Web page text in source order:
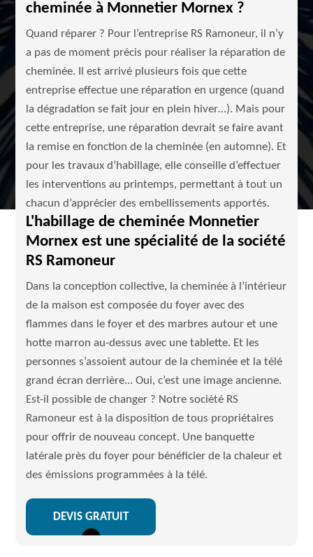
cheminée à Monnetier Mornex ?
Quand réparer ? Pour l’entreprise RS Ramoneur, il n’y
a pas de moment précis pour réaliser la réparation de
cheminée. Il est arrivé plusieurs fois que cette
entreprise effectue une réparation en urgence (quand
la dégradation se fait jour en plein hiver…). Mais pour
cette entreprise, une réparation devrait se faire avant
la remise en fonction de la cheminée (en automne). Et
pour les travaux d’habillage, elle conseille d’effectuer
les interventions au printemps, permettant à tout un
chacun d’apprécier des embellissements apportés.
L'habillage de cheminée Monnetier
Mornex est une spécialité de la société
RS Ramoneur
Dans la conception collective, la cheminée à l’intérieur
de la maison est composée du foyer avec des
flammes dans le foyer et des marbres autour et une
hotte marron au-dessus avec une tablette. Et les
personnes s’assoient autour de la cheminée et la télé
grand écran derrière... Oui, c’est une image ancienne.
Est-il possible de changer ? Notre société RS
Ramoneur est à la disposition de tous propriétaires
pour offrir de nouveau concept. Une banquette
latérale près du foyer pour bénéficier de la chaleur et
des émissions programmées à la télé.
DEVIS GRATUIT